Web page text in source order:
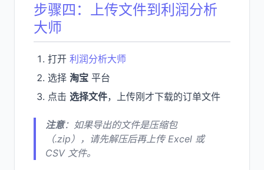
步骤四：上传文件到利润分析
大师
打开 利润分析大师
选择 淘宝 平台
点击 选择文件，上传刚才下载的订单文件
注意：如果导出的文件是压缩包
（.zip），请先解压后再上传 Excel 或
CSV 文件。